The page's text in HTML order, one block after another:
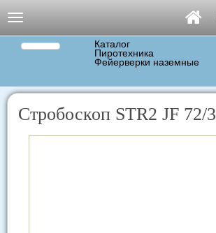
Навигация
Каталог
Пиротехника
Фейерверки наземные
Стробоскоп STR2 JF 72/3